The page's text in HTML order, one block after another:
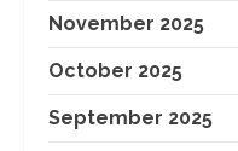
November 2025
October 2025
September 2025